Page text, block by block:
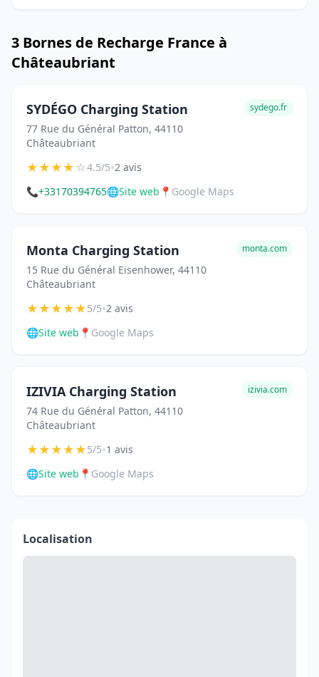
3 Bornes de Recharge France à
Châteaubriant
SYDÉGO Charging Station
77 Rue du Général Patton, 44110
Châteaubriant
sydego.fr
★★★★☆4.5/5•2 avis
📞+33170394765🌐Site web 📍 Google Maps
Monta Charging Station
15 Rue du Général Eisenhower, 44110
Châteaubriant
monta.com
★★★★★5/5•2 avis
🌐Site web 📍 Google Maps
IZIVIA Charging Station
74 Rue du Général Patton, 44110
Châteaubriant
izivia.com
★★★★★5/5•1 avis
🌐Site web 📍 Google Maps
Localisation